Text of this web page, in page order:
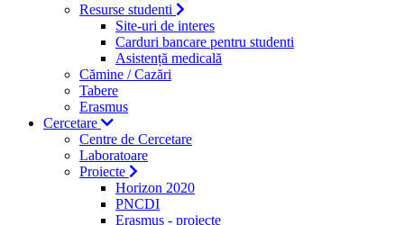
Resurse studenti
Site-uri de interes
Carduri bancare pentru studenti
Asistență medicală
Cămine / Cazări
Tabere
Erasmus
Cercetare
Centre de Cercetare
Laboratoare
Proiecte
Horizon 2020
PNCDI
Erasmus - proiecte